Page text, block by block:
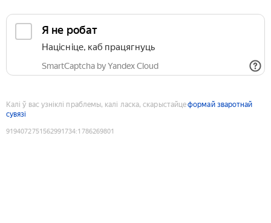
Я не робат
Націсніце, каб працягнуць
SmartCaptcha by Yandex Cloud
Калі ў вас узніклі праблемы, калі ласка, скарыстайцеформай зваротнай
сувязі
9194072751562991734:1786269801